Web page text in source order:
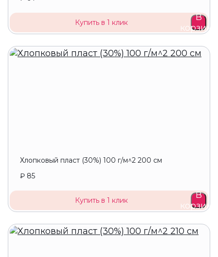
Купить в 1 клик
В
корзину
Хлопковый пласт (30%) 100 г/м^2 200 см
₽ 85
Купить в 1 клик
В
корзину